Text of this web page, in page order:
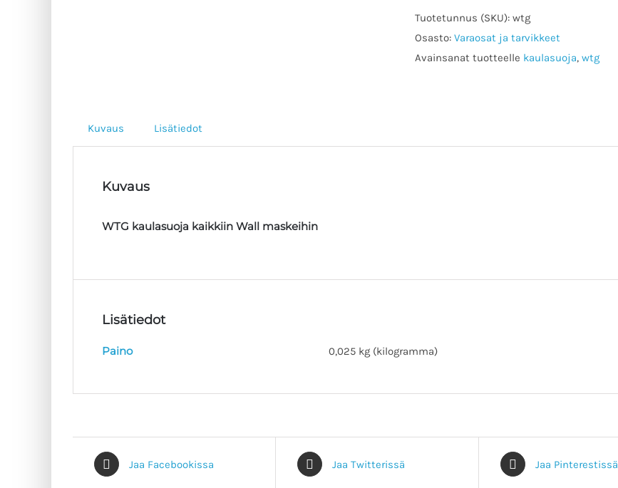
määrä
Tuotetunnus (SKU): wtg
Osasto: Varaosat ja tarvikkeet
Avainsanat tuotteelle kaulasuoja, wtg
Kuvaus Lisätiedot
Kuvaus
WTG kaulasuoja kaikkiin Wall maskeihin
Lisätiedot
Paino 0,025 kg (kilogramma)
Jaa Facebookissa Jaa Twitterissä Jaa Pinterestissä